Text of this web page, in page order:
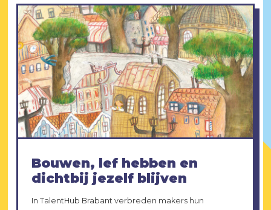
Bouwen, lef hebben en
dichtbij jezelf blijven
In TalentHub Brabant verbreden makers hun